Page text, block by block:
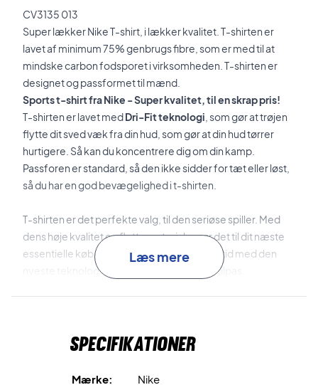
CV3135 013
Super lækker Nike T-shirt, i lækker kvalitet. T-shirten er
lavet af minimum 75% genbrugs fibre, som er med til at
mindske carbon fodsporet i virksomheden. T-shirten er
designet og passformet til mænd.
Sports t-shirt fra Nike - Super kvalitet, til en skrap pris!
T-shirten er lavet medDri-Fit teknologi , som gør at trøjen
flytte dit sved væk fra din hud, som gør at din hud tørrer
hurtigere. Så kan du koncentrere dig om din kamp.
Passforen er standard, så den ikke sidder for tæt eller løst,
så du har en god bevægelighed i t-shirten.
T-shirten er det perfekte valg, til den seriøse spiller. Med
dens høje kvalitet og flotte materiale, gør det til dit næste
essentielle køb. T-shirts fra Nike kommer altid med den
nyeste teknologi, så du altid føler dig godt tilpas.
komfortabel og stilren t-shirt, der skåner miljøet.
Farve: Sort camouflage
Læs mere
Specifikationer
Mærke: Nike